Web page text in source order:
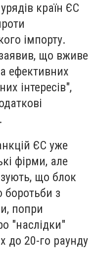
країн ЄС
імпорту.
що вживе
ефективних
інтересів",
ЄС уже
фірми, але
що блок
боротьби з
попри
"наслідки"
до 20-го раунду